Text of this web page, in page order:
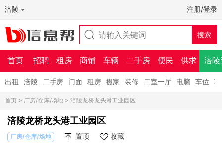
涪陵 注册/登录
首页 招聘 租房 商铺 车辆 二手房 便民 供求 涪陵
出租 涪陵 二手房 门面 租房 搬家 装修 二室一厅 电脑 车位
首页 > 厂房/仓库/场地 > 涪陵龙桥龙头港工业园区
涪陵龙桥龙头港工业园区
厂房/仓库/场地 置顶 收藏